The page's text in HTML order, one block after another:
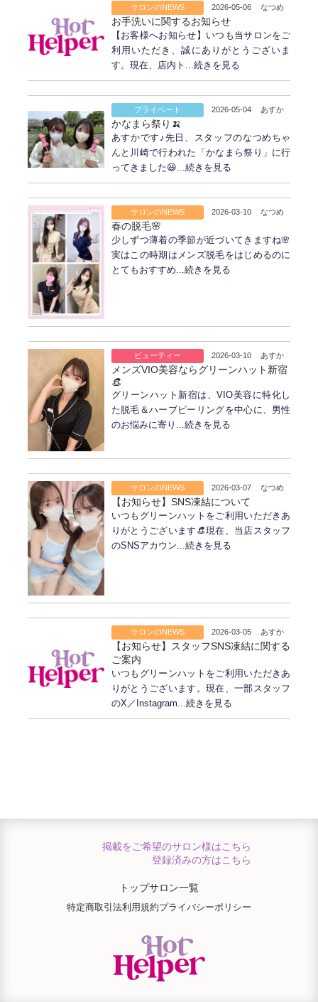
サロンのNEWS 2026-05-06 なつめ
お手洗いに関するお知らせ
【お客様へお知らせ】いつも当サロンをご
利用いただき、誠にありがとうございま
す。現在、店内ト...続きを見る
プライベート 2026-05-04 あすか
かなまら祭り🍌
あすかです♪先日、スタッフのなつめちゃ
んと川崎で行われた「かなまら祭り」に行
ってきました😆...続きを見る
サロンのNEWS 2026-03-10 なつめ
春の脱毛🌸
少しずつ薄着の季節が近づいてきますね🌸
実はこの時期はメンズ脱毛をはじめるのに
とてもおすすめ...続きを見る
ビューティー 2026-03-10 あすか
メンズVIO美容ならグリーンハット新宿
👒
グリーンハット新宿は、VIO美容に特化し
た脱毛＆ハーブピーリングを中心に、男性
のお悩みに寄り...続きを見る
サロンのNEWS 2026-03-07 なつめ
【お知らせ】SNS凍結について
いつもグリーンハットをご利用いただきあ
りがとうございます👒現在、当店スタッフ
のSNSアカウン...続きを見る
サロンのNEWS 2026-03-05 あすか
【お知らせ】スタッフSNS凍結に関する
ご案内
いつもグリーンハットをご利用いただきあ
りがとうございます。現在、一部スタッフ
のX／Instagram...続きを見る
掲載をご希望のサロン様はこちら
登録済みの方はこちら
トップサロン一覧
特定商取引法利用規約プライバシーポリシー